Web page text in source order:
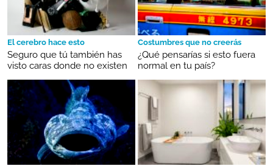
El cerebro hace esto
Seguro que tú también has
visto caras donde no existen
Costumbres que no creerás
¿Qué pensarías si esto fuera
normal en tu país?